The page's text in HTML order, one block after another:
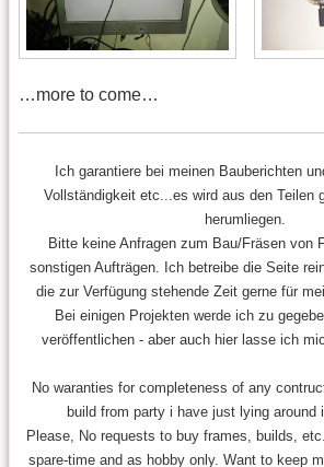
…more to come…
Ich garantiere bei meinen Bauberichten
Vollständigkeit etc...es wird aus den Teilen
herumliegen.
Bitte keine Anfragen zum Bau/Fräsen von
sonstigen Aufträgen. Ich betreibe die Seite
die zur Verfügung stehende Zeit gerne für
Bei einigen Projekten werde ich zu
veröffentlichen - aber auch hier lasse ich
No waranties for completeness of any
build from party i have just lying around
Please, No requests to buy frames, builds,
spare-time and as hobby only. Want to keep